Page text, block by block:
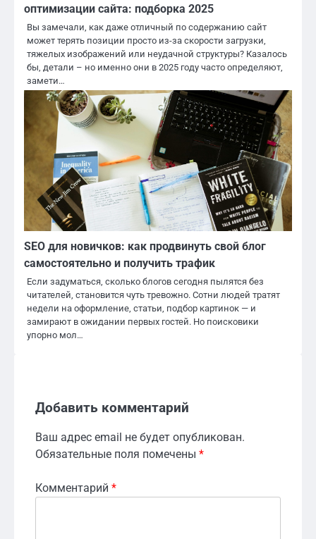
оптимизации сайта: подборка 2025
Вы замечали, как даже отличный по содержанию сайт
может терять позиции просто из-за скорости загрузки,
тяжелых изображений или неудачной структуры? Казалось
бы, детали – но именно они в 2025 году часто определяют,
замети…
SEO для новичков: как продвинуть свой блог
самостоятельно и получить трафик
Если задуматься, сколько блогов сегодня пылятся без
читателей, становится чуть тревожно. Сотни людей тратят
недели на оформление, статьи, подбор картинок — и
замирают в ожидании первых гостей. Но поисковики
упорно мол…
Добавить комментарий
Ваш адрес email не будет опубликован.
Обязательные поля помечены *
Комментарий *